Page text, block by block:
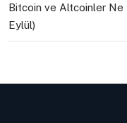
Bitcoin ve Altcoinler Ne
Eylül)